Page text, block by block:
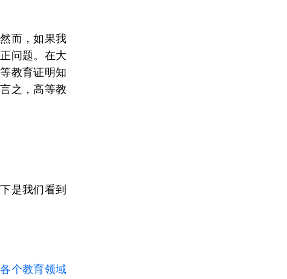
而，如果我
问题。在大
教育证明知
之，高等教
是我们看到
各个教育领域